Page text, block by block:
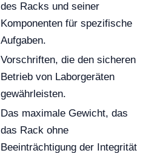
des Racks und seiner
Komponenten für spezifische
Aufgaben.
Vorschriften, die den sicheren
Betrieb von Laborgeräten
gewährleisten.
Das maximale Gewicht, das
das Rack ohne
Beeinträchtigung der Integrität